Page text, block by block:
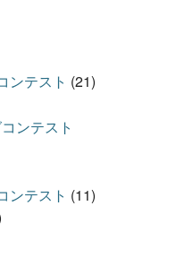
ンテスト (21)
ンテスト
ンテスト (11)